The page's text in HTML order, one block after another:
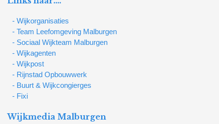
- Wijkorganisaties
- Team Leefomgeving Malburgen
- Sociaal Wijkteam Malburgen
- Wijkagenten
- Wijkpost
- Rijnstad Opbouwwerk
- Buurt & Wijkcongierges
- Fixi
Wijkmedia Malburgen